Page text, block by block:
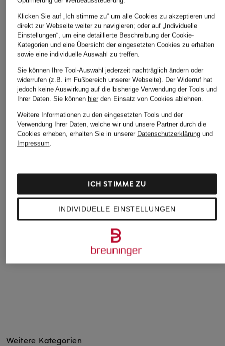
JIMMY CHOO
Sonnenbrille JC5007
GUCCI
Sonnenbrille
GC000995
CHF 440
TIFFANY & Co.
Sonnenbrille
Weitere Kategorien
Klicken Sie auf „Ich stimme zu“ um alle Cookies zu akzeptieren und
direkt zur Webseite weiter zu navigieren; oder auf „Individuelle
Einstellungen“, um eine detaillierte Beschreibung der Cookie-
Kategorien und eine Übersicht der eingesetzten Cookies zu erhalten
sowie eine individuelle Auswahl zu treffen.
Sie können Ihre Tool-Auswahl jederzeit nachträglich ändern oder
widerrufen (z.B. im Fußbereich unserer Webseite). Der Widerruf hat
jedoch keine Auswirkung auf die bisherige Verwendung der Tools und
Ihrer Daten. Sie können hierden Einsatz von Cookies ablehnen.
Weitere Informationen zu den eingesetzten Tools und der
Verwendung Ihrer Daten, welche wir und unsere Partner durch die
Cookies erheben, erhalten Sie in unserer Datenschutzerklärungund
Impressum.
INDIVIDUELLE EINSTELLUNGEN
ICH STIMME ZU